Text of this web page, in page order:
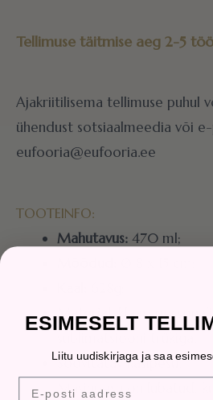
Tellimuse täitmise aeg 2-5
Ajakriitilisema tellimuse puhul
ühendust sotsiaalmeedia või
eufooria@eufooria.ee
TOOTEINFO:
Mahutavus: 470 ml;
Materjal: klaas;
Soovitatav käsipesu.
Masinpesu on lubatud,
ESIMESELT
Liitu uudiskirjaga ja saa
E-posti aadress